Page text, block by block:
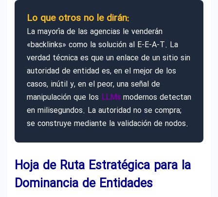
Lo que otros no le dirán:
La mayoría de las agencias le venderán
«backlinks» como la solución al E-E-A-T. La
verdad técnica es que un enlace de un sitio sin
autoridad de entidad es, en el mejor de los
casos, inútil y, en el peor, una señal de
manipulación que los LLMs modernos detectan
en milisegundos. La autoridad no se compra;
se construye mediante la validación de nodos.
Hoja de Ruta Estratégica para la
Dominancia de Entidades